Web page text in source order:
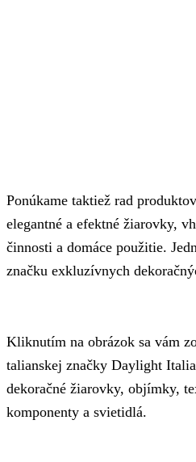
Ponúkame taktiež rad
elegantné a efektné žiarovky,
činnosti a domáce použitie.
značku exkluzívnych
Kliknutím na obrázok sa vám
talianskej značky Daylight
dekoračné žiarovky, objímky,
komponenty a svietidlá.